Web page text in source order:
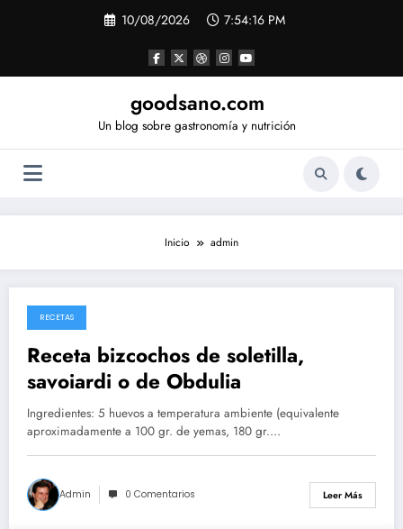
10/08/2026 7:54:16 PM
goodsano.com
Un blog sobre gastronomía y nutrición
Inicio admin
26/05/2026
RECETAS
Receta bizcochos de soletilla,
savoiardi o de Obdulia
Ingredientes: 5 huevos a temperatura ambiente (equivalente
aproximadamente a 100 gr. de yemas, 180 gr.…
Admin 0 Comentarios Leer Más